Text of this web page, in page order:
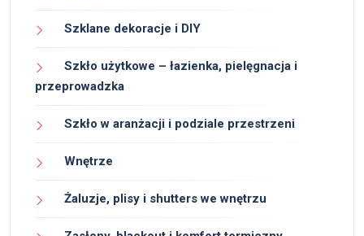
Szklane dekoracje i DIY
Szkło użytkowe – łazienka, pielęgnacja i
przeprowadzka
Szkło w aranżacji i podziale przestrzeni
Wnętrze
Żaluzje, plisy i shutters we wnętrzu